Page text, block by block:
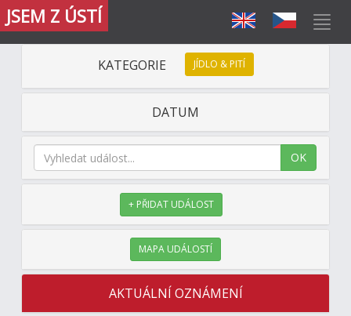
JSEM Z ÚSTÍ
KATEGORIE JÍDLO & PITÍ
DATUM
OK
+ PŘIDAT UDÁLOST
MAPA UDÁLOSTÍ
AKTUÁLNÍ OZNÁMENÍ